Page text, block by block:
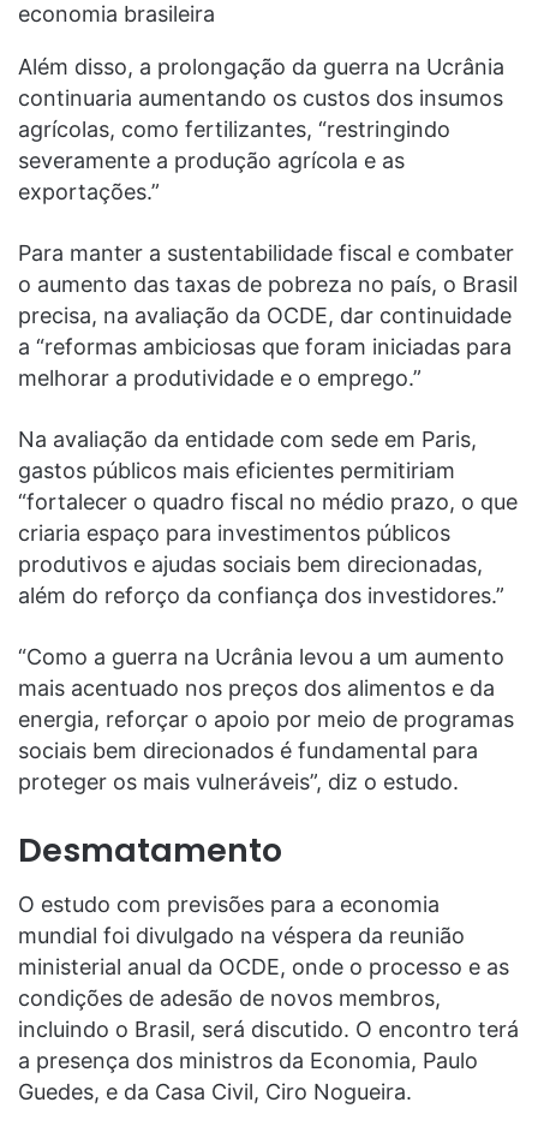
economia brasileira
Além disso, a prolongação da guerra na Ucrânia
continuaria aumentando os custos dos insumos
agrícolas, como fertilizantes, “restringindo
severamente a produção agrícola e as
exportações.”
Para manter a sustentabilidade fiscal e combater
o aumento das taxas de pobreza no país, o Brasil
precisa, na avaliação da OCDE, dar continuidade
a “reformas ambiciosas que foram iniciadas para
melhorar a produtividade e o emprego.”
Na avaliação da entidade com sede em Paris,
gastos públicos mais eficientes permitiriam
“fortalecer o quadro fiscal no médio prazo, o que
criaria espaço para investimentos públicos
produtivos e ajudas sociais bem direcionadas,
além do reforço da confiança dos investidores.”
“Como a guerra na Ucrânia levou a um aumento
mais acentuado nos preços dos alimentos e da
energia, reforçar o apoio por meio de programas
sociais bem direcionados é fundamental para
proteger os mais vulneráveis”, diz o estudo.
Desmatamento
O estudo com previsões para a economia
mundial foi divulgado na véspera da reunião
ministerial anual da OCDE, onde o processo e as
condições de adesão de novos membros,
incluindo o Brasil, será discutido. O encontro terá
a presença dos ministros da Economia, Paulo
Guedes, e da Casa Civil, Ciro Nogueira.